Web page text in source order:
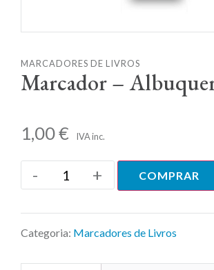
MARCADORES DE LIVROS
Marcador –
1,00€ IVA inc.
- + COMPRAR
Categoria: Marcadores de Livros